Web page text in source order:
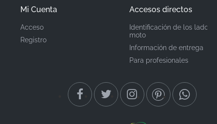
Fabricante Kawasaki
Rueda*
Pegatina
Vinilo de grado de fábrica
Mi Cuenta
Acceso
Registro
Accesos directos
Identificación de los lados
moto
Información de entrega
Para profesionales